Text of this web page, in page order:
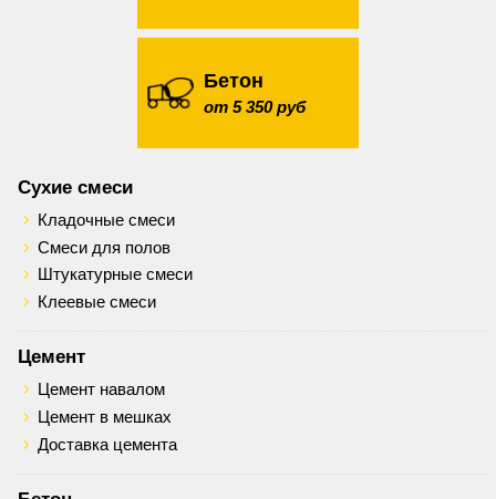
Бетон
от 5 350 руб
Сухие смеси
Кладочные смеси
Смеси для полов
Штукатурные смеси
Клеевые смеси
Цемент
Цемент навалом
Цемент в мешках
Доставка цемента